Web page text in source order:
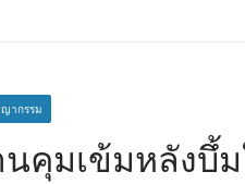
ากรรม
คุมเข้มหลังบึ้